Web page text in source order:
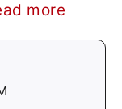
more